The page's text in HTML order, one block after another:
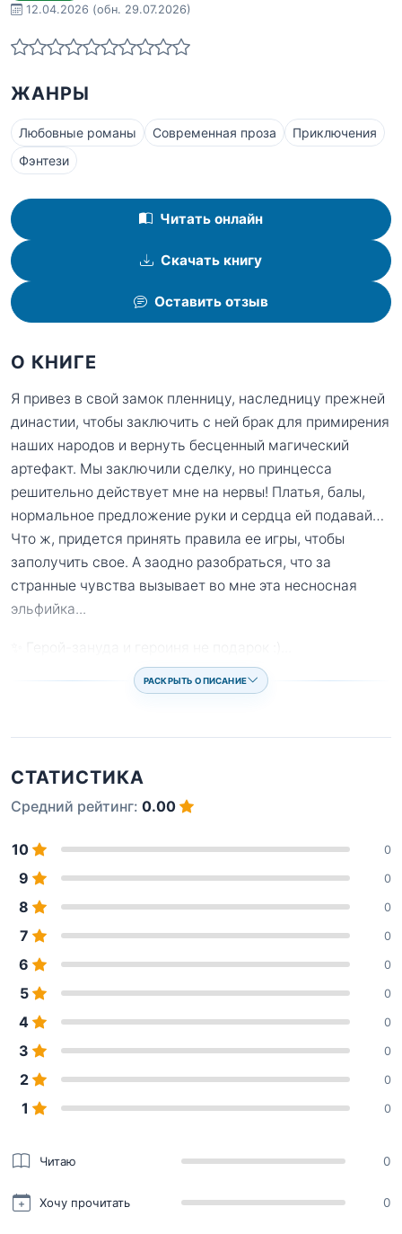
12.04.2026 (обн. 29.07.2026)
ЖАНРЫ
Любовные романы Современная проза
Приключения
Фэнтези
Читать онлайн
Скачать книгу
Оставить отзыв
О КНИГЕ
Я привез в свой замок пленницу, наследницу прежней
династии, чтобы заключить с ней брак для примирения
наших народов и вернуть бесценный магический
артефакт. Мы заключили сделку, но принцесса
решительно действует мне на нервы! Платья, балы,
нормальное предложение руки и сердца ей подавай…
Что ж, придется принять правила ее игры, чтобы
заполучить свое. А заодно разобраться, что за
странные чувства вызывает во мне эта несносная
эльфийка...
РАСКРЫТЬ ОПИСАНИЕ
СТАТИСТИКА
Средний рейтинг: 0.00
10 0
9 0
8 0
7 0
6 0
5 0
4 0
3 0
2 0
1 0
Читаю 0
Хочу прочитать 0